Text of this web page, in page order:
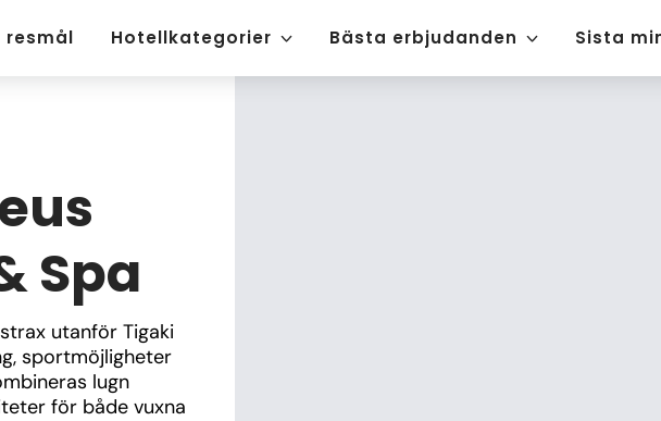
resmål Hotellkategorier Bästa erbjudanden Sista
Spa
utanför Tigaki
sportmöjligheter
lugn
för både vuxna